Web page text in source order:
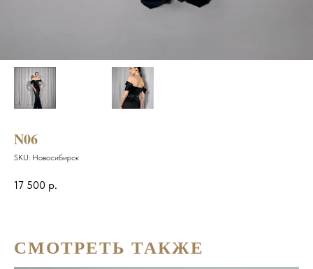
N06
SKU: Новосибирск
17 500 р.
СМОТРЕТЬ ТАКЖЕ